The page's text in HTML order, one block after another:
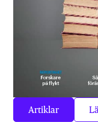
Artiklar